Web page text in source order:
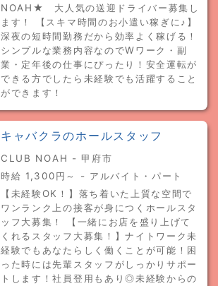
NOAH★ 大人気の送迎ドライバー募集し
ます！ 【スキマ時間のお小遣い稼ぎに♪】
深夜の短時間勤務だから効率よく稼げる！
シンプルな業務内容なのでWワーク・副
業・定年後の仕事にぴったり！安全運転が
できる方でしたら未経験でも活躍すること
ができます！
キャバクラのホールスタッフ
CLUB NOAH - 甲府市
時給 1,300円～ - アルバイト・パート
【未経験OK！】落ち着いた上質な空間で
ワンランク上の接客が身につくホールスタ
ッフ大募集！ 【一緒にお店を盛り上げて
くれるスタッフ大募集！】ナイトワーク未
経験でもあなたらしく働くことが可能！困
った時には先輩スタッフがしっかりサポー
トします！社員登用もあり◎未経験からの